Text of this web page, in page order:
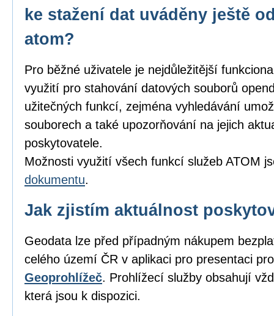
ke stažení dat uváděny ještě
atom?
Pro běžné uživatele je nejdůležitější
využití pro stahování datových souborů
užitečných funkcí, zejména vyhledávání
souborech a také upozorňování na jejich
poskytovatele.
Možnosti využití všech funkcí služeb ATOM
dokumentu.
Jak zjistím aktuálnost
Geodata lze před případným nákupem
celého území ČR v aplikaci pro presentaci
Geoprohlížeč. Prohlížecí služby obsahují
která jsou k dispozici.